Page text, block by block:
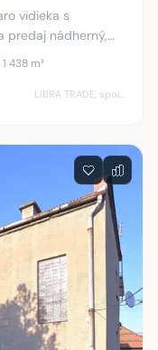
vidieka s
predaj nádherný,
v príjemnej
je pos
438 m²
LIBRA TRADE, spol.s.r.o.